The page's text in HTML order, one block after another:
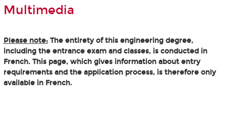
Multimedia
Please note:The entirety of this engineering degree,
including the entrance exam and classes, is conducted in
French. This page, which gives information about entry
requirements and the application process, is therefore only
available in French.